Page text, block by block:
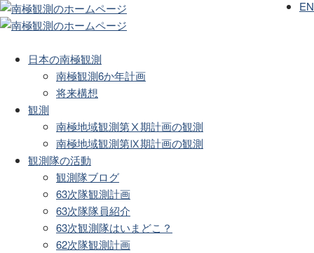
日本の南極観測
南極観測6か年計画
将来構想
観測
南極地域観測第Ⅹ期計画の観測
南極地域観測第Ⅸ期計画の観測
観測隊の活動
観測隊ブログ
63次隊観測計画
63次隊隊員紹介
63次観測隊はいまどこ？
62次隊観測計画
EN